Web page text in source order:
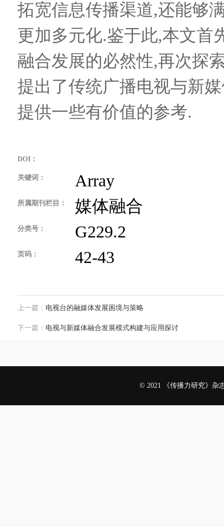
拓宽信息传播渠道,还能够
更加多元化.鉴于此,本文首
融合发展的必然性,再次探
提出了传统广播电视与新
提供一些有价值的参考.
DOI：
关键词： Array
所属期刊栏目： 媒体融合
分类号： G229.2
页码： 42-43
上一篇： 电视台的融媒体发展困境与策略
下一篇： 电视与新媒体融合发展模式构建与应用探讨
© 2021 《传播力研究》